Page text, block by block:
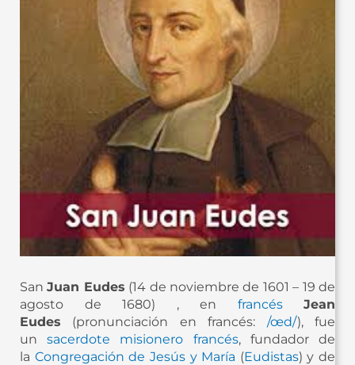
SanJuan Eudes (14 de noviembre de 1601 – 19 de
agosto de 1680) , en francés
Jean
Eudes (pronunciación en francés: /œd/), fue
unsacerdote misionero francés, fundador de
la Congregación de Jesús y María (Eudistas) y de